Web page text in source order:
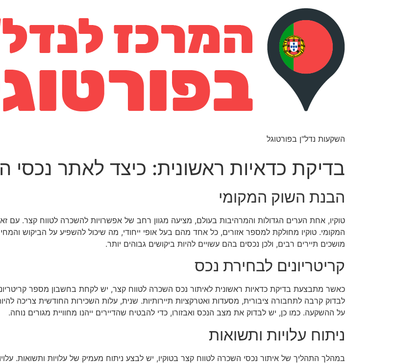
השקעות נדל"ן בפורטוגל
בדיקת כדאיות ראשונית: כיצד לאתר נכסי
הבנת השוק המקומי
טוקיו, אחת הערים הגדולות והמרהיבות בעולם, מציעה מגוון רחב של אפשרויות להשכרה לטווח קצר.
המקומי. טוקיו מחולקת למספר אזורים, כל אחד מהם בעל אופי ייחודי, מה שיכול להשפיע על הביקוש
מושכים תיירים רבים, ולכן נכסים בהם עשויים להיות ביקושים גבוהים יותר.
קריטריונים לבחירת נכס
כאשר מתבצעת בדיקת כדאיות ראשונית לאיתור נכס השכרה לטווח קצר, יש לקחת בחשבון מספר
לבדוק קרבה לתחבורה ציבורית, מסעדות ואטרקציות תיירותיות. שנית, עלות השכירות החודשית צריכה
על ההשקעה. כמו כן, יש לבדוק את מצב הנכס ואבזורו, כדי להבטיח שהדיירים ייהנו מחוויית מגורים נוחה.
ניתוח עלויות ותשואות
במהלך התהליך של איתור נכסי השכרה לטווח קצר בטוקיו, יש לבצע ניתוח מעמיק של עלויות ותשואות.